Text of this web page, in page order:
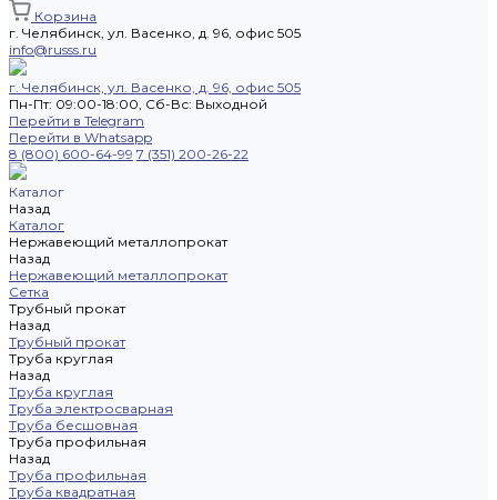
Корзина
г. Челябинск, ул. Васенко, д. 96, офис 505
info@russs.ru
г. Челябинск, ул. Васенко, д. 96, офис 505
Пн-Пт: 09:00-18:00, Cб-Вс: Выходной
Перейти в Telegram
Перейти в Whatsapp
8 (800) 600-64-99 7 (351) 200-26-22
Каталог
Назад
Каталог
Нержавеющий металлопрокат
Назад
Нержавеющий металлопрокат
Сетка
Трубный прокат
Назад
Трубный прокат
Труба круглая
Назад
Труба круглая
Труба электросварная
Труба бесшовная
Труба профильная
Назад
Труба профильная
Труба квадратная